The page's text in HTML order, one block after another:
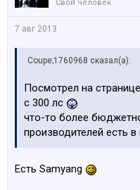
Свой человек
7 авг 2013
Coupe;1760968 сказал(а):
Посмотрел на
с 300 лс
что-то более
производителей есть
Есть Samyang